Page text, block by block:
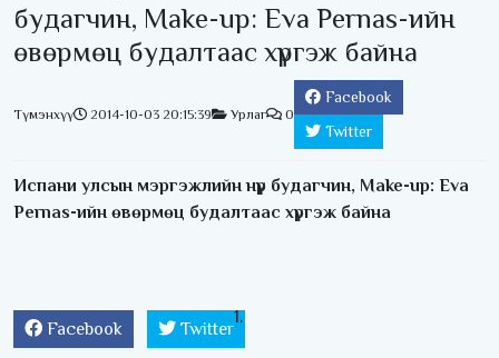
будагчин, Make-up: Eva Pernas-ийн
өвөрмөц будалтаас хүргэж байна
Түмэнхүү 2014-10-03 20:15:39 Урлаг 0
Facebook
Twitter
Испани улсын мэргэжлийн нүүр будагчин, Make-up: Eva
Pernas-ийн өвөрмөц будалтаас хүргэж байна
Facebook Twitter